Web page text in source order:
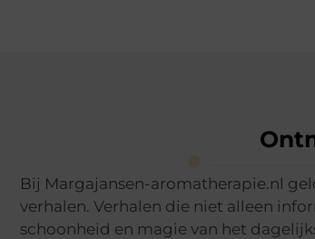
Bij Margajansen-aromatherapie.nl
verhalen. Verhalen die niet alleen
schoonheid en magie van het
dingen, en we vinden het een